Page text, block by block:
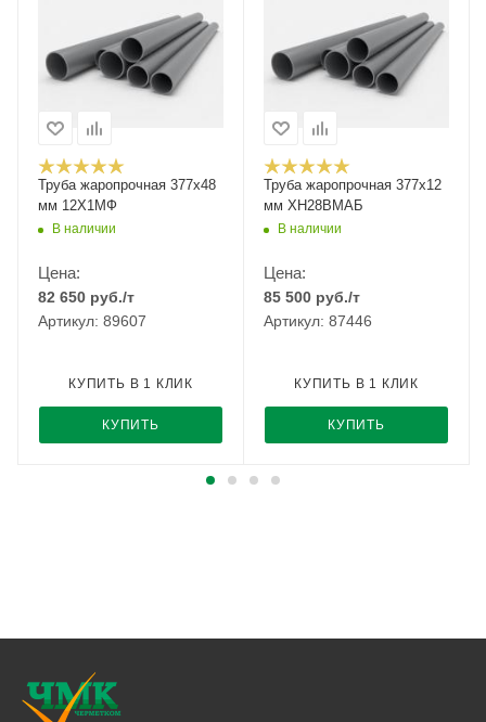
Труба жаропрочная 377х48
мм 12Х1МФ
В наличии
Цена:
82 650 руб./т
Артикул: 89607
КУПИТЬ
КУПИТЬ В 1 КЛИК
Труба жаропрочная 377х12
мм ХН28ВМАБ
В наличии
Цена:
85 500 руб./т
Артикул: 87446
КУПИТЬ
КУПИТЬ В 1 КЛИК